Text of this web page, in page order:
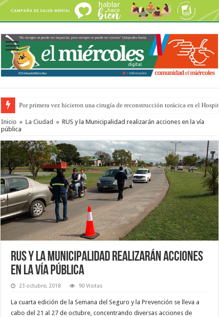
Por primera vez hicieron una cirugía de reconstrucción torácica en el
Inicio » La Ciudad » RUS y la Municipalidad realizarán acciones en la vía
pública
RUS y la Municipalidad realizarán acciones
en la vía pública
23 octubre, 2018 90 Visitas
La cuarta edición de la Semana del Seguro y la Prevención se lleva a
cabo del 21 al 27 de octubre, concentrando diversas acciones de